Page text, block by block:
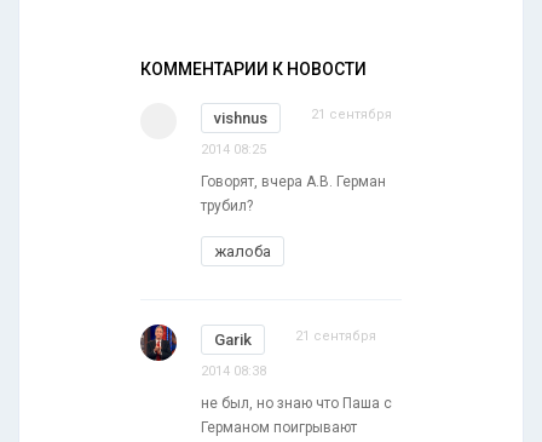
КОММЕНТАРИИ К НОВОСТИ
vishnus 21 сентября
2014 08:25
Говорят, вчера А.В. Герман
трубил?
жалоба
Garik 21 сентября
2014 08:38
не был, но знаю что Паша с
Германом поигрывают